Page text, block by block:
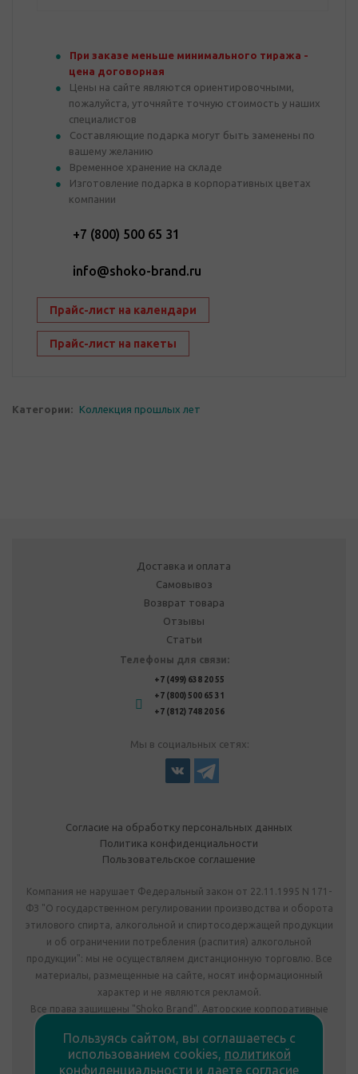
При заказе меньше минимального тиража -
цена договорная
Цены на сайте являются ориентировочными,
пожалуйста, уточняйте точную стоимость у наших
специалистов
Составляющие подарка могут быть заменены по
вашему желанию
Временное хранение на складе
Изготовление подарка в корпоративных цветах
компании
+7 (800) 500 65 31
info@shoko-brand.ru
Прайс-лист на календари
Прайс-лист на пакеты
Категории: Коллекция прошлых лет
Доставка и оплата
Самовывоз
Возврат товара
Отзывы
Статьи
Телефоны для связи:
+7 (499) 638 20 55
+7 (800) 500 65 31
+7 (812) 748 20 56
Мы в социальных сетях:
Согласие на обработку персональных данных
Политика конфиденциальности
Пользовательское соглашение
Компания не нарушает Федеральный закон от 22.11.1995 N 171-
ФЗ "О государственном регулировании производства и оборота
этилового спирта, алкогольной и спиртосодержащей продукции
и об ограничении потребления (распития) алкогольной
продукции": мы не осуществляем дистанционную торговлю. Все
материалы, размещенные на сайте, носят информационный
характер и не являются рекламой.
Все права защищены "Shoko Brand". Авторские корпоративные
Комплектация подарка может отличаться от изображения.
Информация на сайте не является публичной офертой.
Пользуясь сайтом, вы соглашаетесь с
использованием cookies, политикой
конфиденциальности и даете согласие